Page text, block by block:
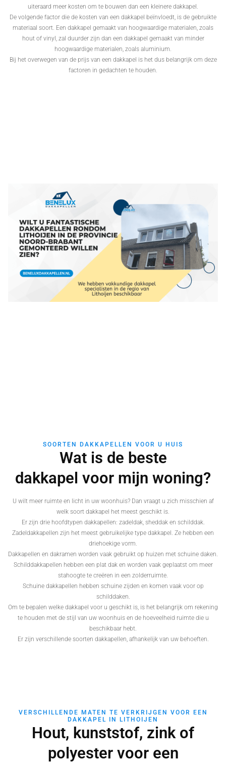
uiteraard meer kosten om te bouwen dan een kleinere dakkapel.
De volgende factor die de kosten van een dakkapel beïnvloedt, is de gebruikte
materiaal soort. Een dakkapel gemaakt van hoogwaardige materialen, zoals
hout of vinyl, zal duurder zijn dan een dakkapel gemaakt van minder
hoogwaardige materialen, zoals aluminium.
Bij het overwegen van de prijs van een dakkapel is het dus belangrijk om deze
factoren in gedachten te houden.
SOORTEN DAKKAPELLEN VOOR U HUIS
Wat is de beste
dakkapel voor mijn woning?
U wilt meer ruimte en licht in uw woonhuis? Dan vraagt u zich misschien af
welk soort dakkapel het meest geschikt is.
Er zijn drie hoofdtypen dakkapellen: zadeldak, sheddak en schilddak.
Zadeldakkapellen zijn het meest gebruikelijke type dakkapel. Ze hebben een
driehoekige vorm.
Dakkapellen en dakramen worden vaak gebruikt op huizen met schuine daken.
Schilddakkapellen hebben een plat dak en worden vaak geplaatst om meer
stahoogte te creëren in een zolderruimte.
Schuine dakkapellen hebben schuine zijden en komen vaak voor op
schilddaken.
Om te bepalen welke dakkapel voor u geschikt is, is het belangrijk om rekening
te houden met de stijl van uw woonhuis en de hoeveelheid ruimte die u
beschikbaar hebt.
Er zijn verschillende soorten dakkapellen, afhankelijk van uw behoeften.
VERSCHILLENDE MATEN TE VERKRIJGEN VOOR EEN
DAKKAPEL IN LITHOIJEN
Hout, kunststof, zink of
polyester voor een